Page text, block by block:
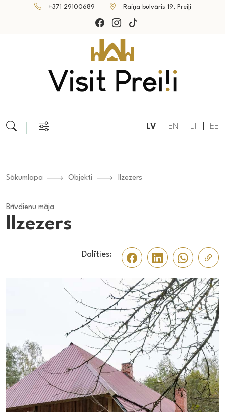
+371 29100689 Raiņa bulvāris 19, Preiļi
LV EN LT EE
Sākumlapa Objekti Ilzezers
Brīvdienu māja
Ilzezers
Dalīties: